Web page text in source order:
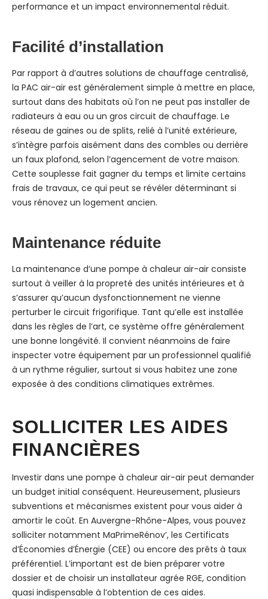
performance et un impact environnemental réduit.
Facilité d’installation
Par rapport à d’autres solutions de chauffage centralisé,
la PAC air-air est généralement simple à mettre en place,
surtout dans des habitats où l’on ne peut pas installer de
radiateurs à eau ou un gros circuit de chauffage. Le
réseau de gaines ou de splits, relié à l’unité extérieure,
s’intègre parfois aisément dans des combles ou derrière
un faux plafond, selon l’agencement de votre maison.
Cette souplesse fait gagner du temps et limite certains
frais de travaux, ce qui peut se révéler déterminant si
vous rénovez un logement ancien.
Maintenance réduite
La maintenance d’une pompe à chaleur air-air consiste
surtout à veiller à la propreté des unités intérieures et à
s’assurer qu’aucun dysfonctionnement ne vienne
perturber le circuit frigorifique. Tant qu’elle est installée
dans les règles de l’art, ce système offre généralement
une bonne longévité. Il convient néanmoins de faire
inspecter votre équipement par un professionnel qualifié
à un rythme régulier, surtout si vous habitez une zone
exposée à des conditions climatiques extrêmes.
SOLLICITER LES AIDES
FINANCIÈRES
Investir dans une pompe à chaleur air-air peut demander
un budget initial conséquent. Heureusement, plusieurs
subventions et mécanismes existent pour vous aider à
amortir le coût. En Auvergne-Rhône-Alpes, vous pouvez
solliciter notamment MaPrimeRénov’, les Certificats
d’Économies d’Énergie (CEE) ou encore des prêts à taux
préférentiel. L’important est de bien préparer votre
dossier et de choisir un installateur agrée RGE, condition
quasi indispensable à l’obtention de ces aides.